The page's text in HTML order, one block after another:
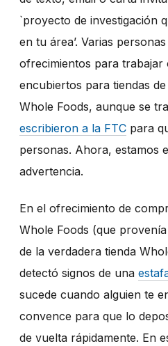
`proyecto de investigación
en tu área’. Varias
ofrecimientos para trabajar
encubiertos para tiendas
Whole Foods, aunque se
escribieron a la FTC para
personas. Ahora, estamos
advertencia.
En el ofrecimiento de
Whole Foods (que
de la verdadera tienda
detectó signos de una
sucede cuando alguien te
convence para que lo
de vuelta rápidamente. En